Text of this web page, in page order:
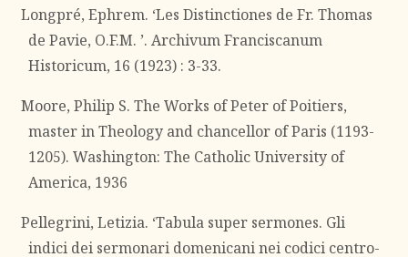
Longpré, Ephrem. ‘Les Distinctiones de Fr. Thomas
de Pavie, O.F.M. ’. Archivum Franciscanum
Historicum, 16 (1923) : 3-33.
Moore, Philip S. The Works of Peter of Poitiers,
master in Theology and chancellor of Paris (1193-
1205). Washington: The Catholic University of
America, 1936
Pellegrini, Letizia. ‘Tabula super sermones. Gli
indici dei sermonari domenicani nei codici centro-